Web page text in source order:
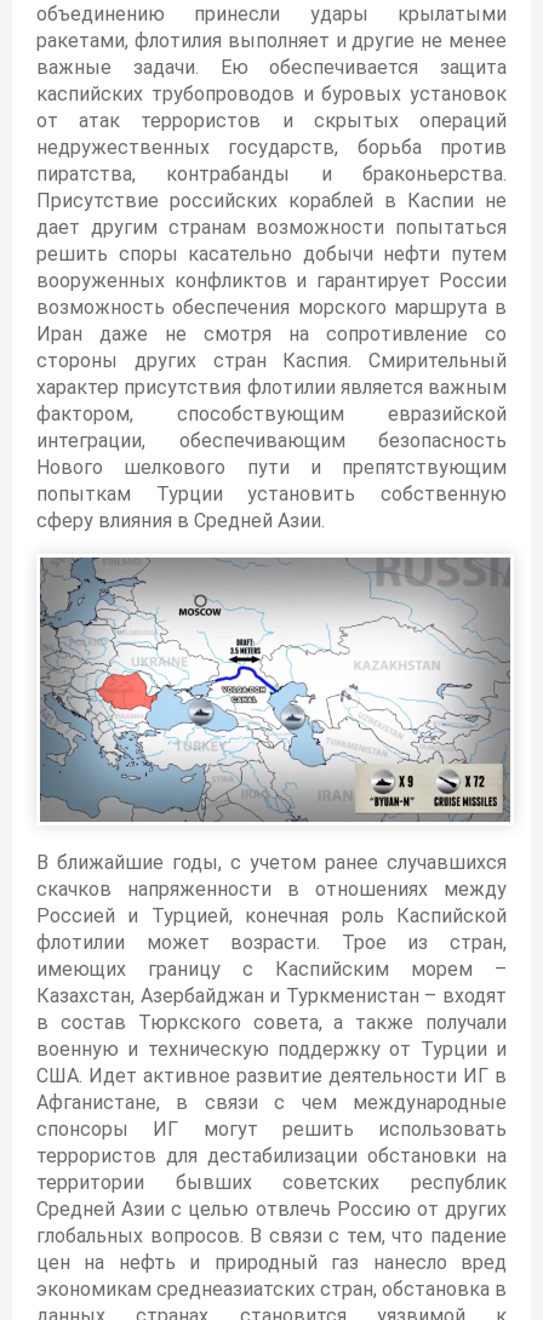
объединению принесли удары крылатыми
ракетами, флотилия выполняет и другие не менее
важные задачи. Ею обеспечивается защита
каспийских трубопроводов и буровых установок
от атак террористов и скрытых операций
недружественных государств, борьба против
пиратства, контрабанды и браконьерства.
Присутствие российских кораблей в Каспии не
дает другим странам возможности попытаться
решить споры касательно добычи нефти путем
вооруженных конфликтов и гарантирует России
возможность обеспечения морского маршрута в
Иран даже не смотря на сопротивление со
стороны других стран Каспия. Смирительный
характер присутствия флотилии является важным
фактором, способствующим евразийской
интеграции, обеспечивающим безопасность
Нового шелкового пути и препятствующим
попыткам Турции установить собственную
сферу влияния в Средней Азии.
В ближайшие годы, с учетом ранее случавшихся
скачков напряженности в отношениях между
Россией и Турцией, конечная роль Каспийской
флотилии может возрасти. Трое из стран,
имеющих границу с Каспийским морем –
Казахстан, Азербайджан и Туркменистан – входят
в состав Тюркского совета, а также получали
военную и техническую поддержку от Турции и
США. Идет активное развитие деятельности ИГ в
Афганистане, в связи с чем международные
спонсоры ИГ могут решить использовать
террористов для дестабилизации обстановки на
территории бывших советских республик
Средней Азии с целью отвлечь Россию от других
глобальных вопросов. В связи с тем, что падение
цен на нефть и природный газ нанесло вред
экономикам среднеазиатских стран, обстановка в